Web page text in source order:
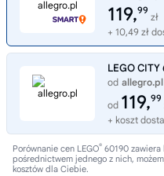
119,99
zł
+ 10,49 zł
LEGO
od allegro.pl
od 119,99
+ koszt
Porównanie cen LEGO® 60190
pośrednictwem jednego z nich,
kosztów dla Ciebie.